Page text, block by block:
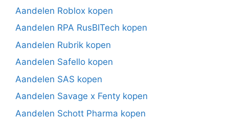
Aandelen Roblox kopen
Aandelen RPA RusBITech kopen
Aandelen Rubrik kopen
Aandelen Safello kopen
Aandelen SAS kopen
Aandelen Savage x Fenty kopen
Aandelen Schott Pharma kopen